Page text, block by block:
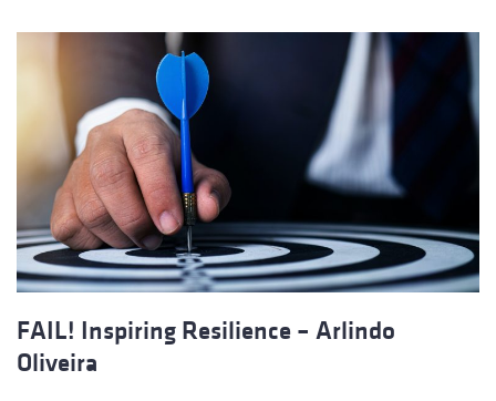
FAIL! Inspiring Resilience – Arlindo
Oliveira